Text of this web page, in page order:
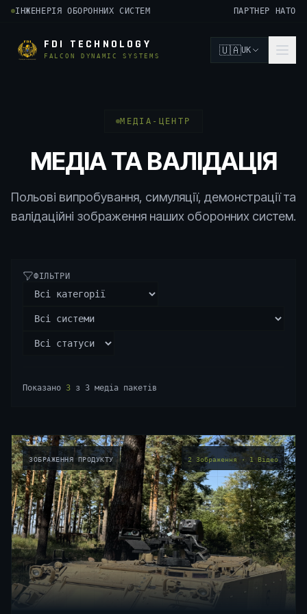
ІНЖЕНЕРІЯ ОБОРОННИХ СИСТЕМ ПАРТНЕР НАТО
FDI TECHNOLOGY
FALCON DYNAMIC SYSTEMS 🇺🇦UK
МЕДІА-ЦЕНТР
МЕДІА ТА ВАЛІДАЦІЯ
Польові випробування, симуляції, демонстрації та
валідаційні зображення наших оборонних систем.
ФІЛЬТРИ
Показано 3 з 3 медіа пакетів
ЗОБРАЖЕННЯ ПРОДУКТУ 2 Зображення · 1 Відео